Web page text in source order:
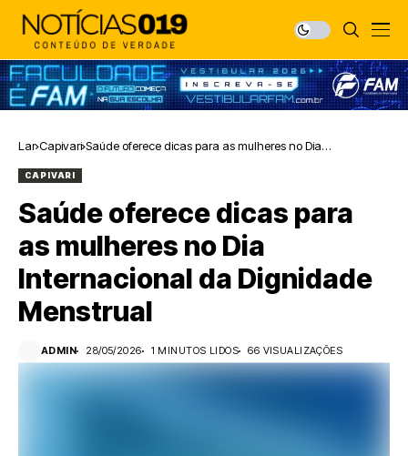
Lar Capivari Saúde oferece dicas para as mulheres no Dia
CAPIVARI
Saúde oferece dicas para
as mulheres no Dia
Internacional da Dignidade
Menstrual
ADMIN 28/05/2026 1 MINUTOS LIDOS 66 VISUALIZAÇÕES